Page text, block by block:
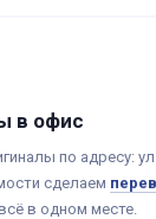
в офис
по адресу:
сделаем
в одном месте.